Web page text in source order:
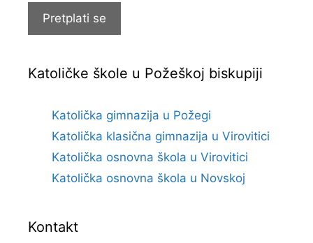
Pretplati se
Katoličke škole u Požeškoj biskupiji
Katolička gimnazija u Požegi
Katolička klasična gimnazija u Virovitici
Katolička osnovna škola u Virovitici
Katolička osnovna škola u Novskoj
Kontakt